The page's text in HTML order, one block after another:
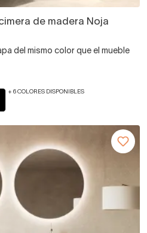
de madera Noja
del mismo color que el mueble
+ 6 COLORES DISPONIBLES